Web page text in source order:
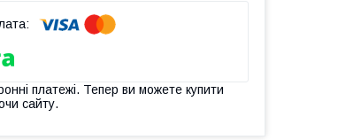
платежі. Тепер ви можете купити
сайту.